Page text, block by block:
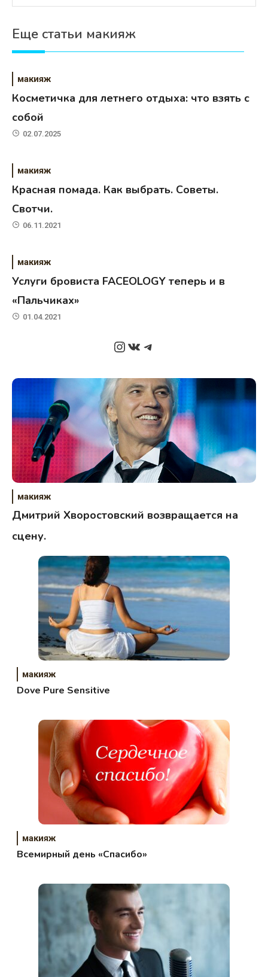
Еще статьи макияж
макияж
Косметичка для летнего отдыха: что взять с
собой
02.07.2025
макияж
Красная помада. Как выбрать. Советы.
Свотчи.
06.11.2021
макияж
Услуги бровиста FACEOLOGY теперь и в
«Пальчиках»
01.04.2021
Instagram
ВКонтакте
Telegram
макияж
Дмитрий Хворостовский возвращается на
сцену.
макияж
Dove Pure Sensitive
макияж
Всемирный день «Спасибо»